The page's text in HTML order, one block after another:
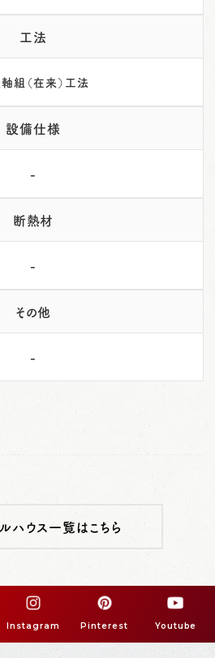
工法
組（在来）工法
設備仕様
-
断熱材
-
その他
-
ハウス一覧はこちら
Instagram Pinterest Youtube